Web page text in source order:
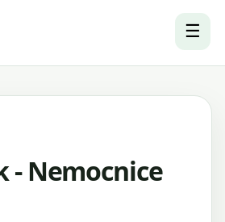
☰
- Nemocnice